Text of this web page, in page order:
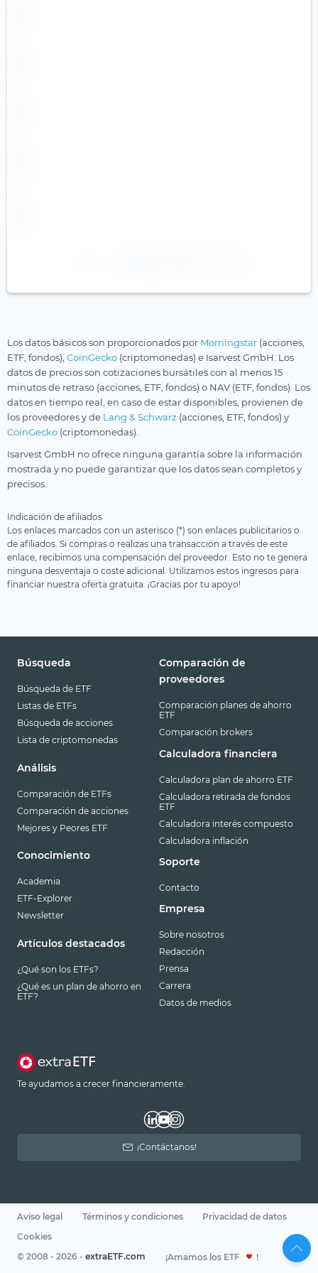
Los datos básicos son proporcionados por Morningstar (acciones,
ETF, fondos), CoinGecko (criptomonedas) e Isarvest GmbH. Los
datos de precios son cotizaciones bursátiles con al menos 15
minutos de retraso (acciones, ETF, fondos) o NAV (ETF, fondos). Los
datos en tiempo real, en caso de estar disponibles, provienen de
los proveedores y de Lang & Schwarz (acciones, ETF, fondos) y
CoinGecko (criptomonedas).
Isarvest GmbH no ofrece ninguna garantía sobre la información
mostrada y no puede garantizar que los datos sean completos y
precisos.
Indicación de afiliados
Los enlaces marcados con un asterisco (*) son enlaces publicitarios o
de afiliados. Si compras o realizas una transacción a través de este
enlace, recibimos una compensación del proveedor. Esto no te genera
ninguna desventaja o coste adicional. Utilizamos estos ingresos para
financiar nuestra oferta gratuita. ¡Gracias por tu apoyo!
Búsqueda
Búsqueda de ETF
Listas de ETFs
Búsqueda de acciones
Lista de criptomonedas
Análisis
Comparación de ETFs
Comparación de acciones
Mejores y Peores ETF
Conocimiento
Academia
ETF-Explorer
Newsletter
Artículos destacados
¿Qué son los ETFs?
¿Qué es un plan de ahorro en
ETF?
Comparación de
proveedores
Comparación planes de ahorro
ETF
Comparación brokers
Calculadora financiera
Calculadora plan de ahorro ETF
Calculadora retirada de fondos
ETF
Calculadora interés compuesto
Calculadora inflación
Soporte
Contacto
Empresa
Sobre nosotros
Redacción
Prensa
Carrera
Datos de medios
Te ayudamos a crecer financieramente.
¡Contáctanos!
Aviso legal Términos y condiciones
Privacidad de datos
Cookies
© 2008 - 2026 - extraETF.com ¡Amamos los ETF !